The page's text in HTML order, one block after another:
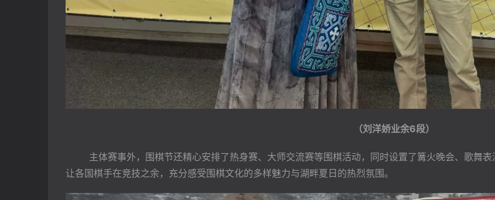
（刘洋娇业余6段）
主体赛事外，围棋节还精心安排了热身赛、大师交流赛等围棋活动，同时设置了篝火晚会、歌舞表
让各国棋手在竞技之余，充分感受围棋文化的多样魅力与湖畔夏日的热烈氛围。